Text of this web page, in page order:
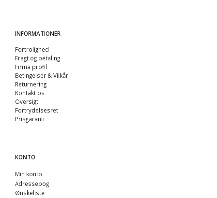
INFORMATIONER
Fortrolighed
Fragt og betaling
Firma profil
Betingelser & Vilkår
Returnering
Kontakt os
Oversigt
Fortrydelsesret
Prisgaranti
KONTO
Min konto
Adressebog
Ønskeliste